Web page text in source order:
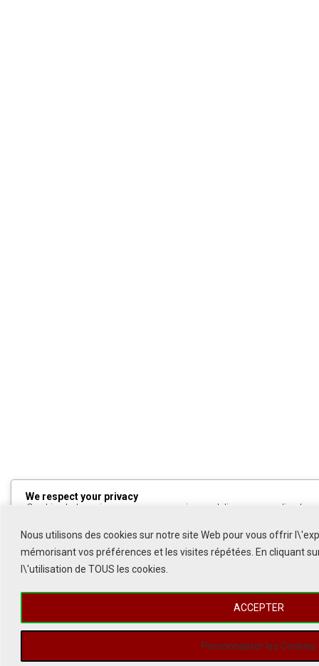
Nous utilisons des cookies sur notre site Web pour vous offrir
mémorisant vos préférences et les visites répétées. En cliquant
l\'utilisation de TOUS les cookies.
Personnaliser les Cookies
ACCEPTER
We respect your privacy
Cookies help us improve your experience, deliver personalized
Allto decline non-essential cookies.
Reject All
Powered by